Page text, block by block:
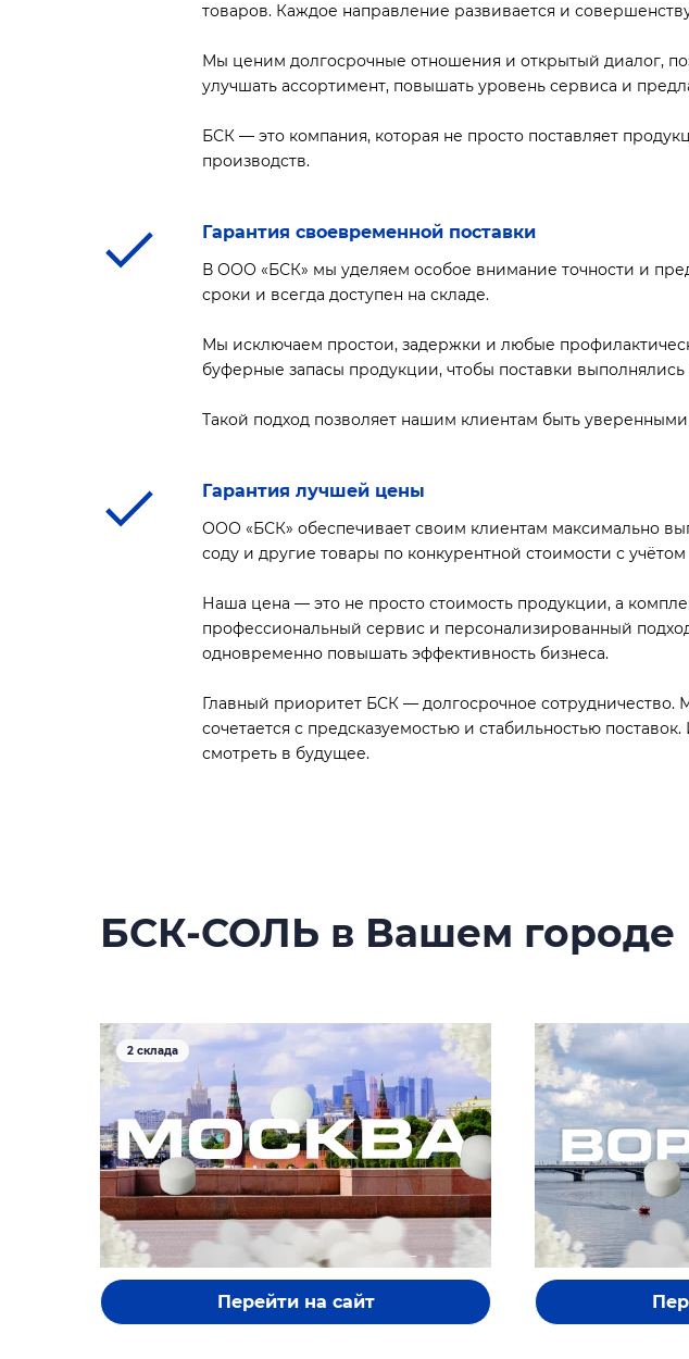
товаров. Каждое направление развивается и
Мы ценим долгосрочные отношения и открытый диалог,
улучшать ассортимент, повышать уровень сервиса и
БСК — это компания, которая не просто поставляет
производств.
Гарантия своевременной поставки
В ООО «БСК» мы уделяем особое внимание точности и
сроки и всегда доступен на складе.
Мы исключаем простои, задержки и любые
буферные запасы продукции, чтобы поставки
Такой подход позволяет нашим клиентам быть
Гарантия лучшей цены
ООО «БСК» обеспечивает своим клиентам максимально
соду и другие товары по конкурентной стоимости с
Наша цена — это не просто стоимость продукции, а
профессиональный сервис и персонализированный
одновременно повышать эффективность бизнеса.
Главный приоритет БСК — долгосрочное
сочетается с предсказуемостью и стабильностью
смотреть в будущее.
БСК-СОЛЬ в Вашем городе
Перейти на сайт